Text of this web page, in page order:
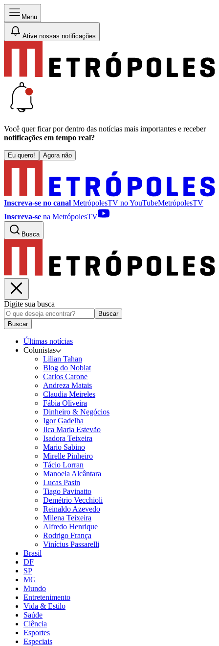
Menu
Ative nossas notificações
Você quer ficar por dentro das notícias mais importantes e receber
notificações em tempo real?
Eu quero! Agora não
Inscreva-se no canal MetrópolesTV noYouTubeMetrópolesTV
Inscreva-se na MetrópolesTV
Busca
Digite sua busca
Buscar
Buscar
Últimas notícias
Colunistas
Lilian Tahan
Blog do Noblat
Carlos Carone
Andreza Matais
Claudia Meireles
Fábia Oliveira
Dinheiro & Negócios
Igor Gadelha
Ilca Maria Estevão
Isadora Teixeira
Mario Sabino
Mirelle Pinheiro
Tácio Lorran
Manoela Alcântara
Lucas Pasin
Tiago Pavinatto
Demétrio Vecchioli
Reinaldo Azevedo
Milena Teixeira
Alfredo Henrique
Rodrigo França
Vinícius Passarelli
Brasil
DF
SP
MG
Mundo
Entretenimento
Vida & Estilo
Saúde
Ciência
Esportes
Especiais